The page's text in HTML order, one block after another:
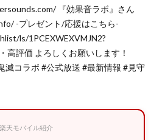
『効果音ラボ』さん
-プレゼント/応援はこちら-
ls/1PCEXWEXVMJN2?
高評価 よろしくお願いします！
滅コラボ #公式放送 #最新情報 #見守
天モバイル紹介